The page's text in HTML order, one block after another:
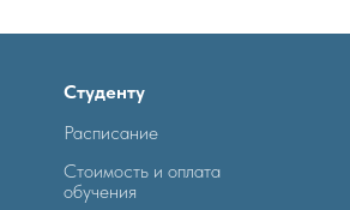
Стоимость и оплата
обучения
Расписание
Студенту